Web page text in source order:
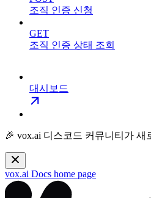
조직 인증 신청
GET
조직 인증 상태 조회
대시보드
🎉 vox.ai 디스코드 커뮤니티가 새
vox.ai Docs home page